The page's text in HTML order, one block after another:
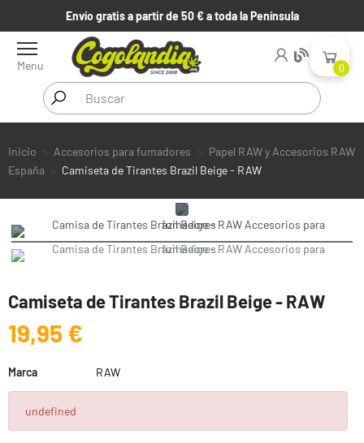
Envío gratis a partir de 50 € a toda la Península
Menu 0
Inicio Accesorios para fumadores
Papel RAW y Accesorios RAW
España
Camiseta de Tirantes Brazil Beige - RAW
Camiseta de Tirantes Brazil Beige - RAW
19,95 €
Marca RAW
undefined